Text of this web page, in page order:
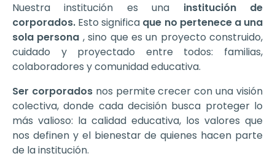
Nuestra institución es una institución de
corporados. Esto significa que no pertenece a una
sola persona , sino que es un proyecto construido,
cuidado y proyectado entre todos: familias,
colaboradores y comunidad educativa.
Ser corporadosnos permite crecer con una visión
colectiva, donde cada decisión busca proteger lo
más valioso: la calidad educativa, los valores que
nos definen y el bienestar de quienes hacen parte
de la institución.